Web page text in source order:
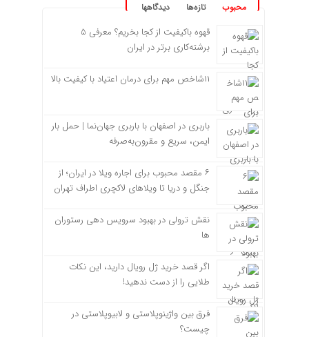
محبوب تازه‌ها دیدگاهها
قهوه باکیفیت از کجا بخریم؟ معرفی ۵
برشته‌کاری برتر در ایران
۱۱شاخص مهم برای درمان اعتیاد با کیفیت بالا
باربری در اصفهان با باربری جهان‌نما | حمل بار
ایمن، سریع و مقرون‌به‌صرفه
۶ مقصد محبوب برای اجاره ویلا در ایران؛ از
جنگل و دریا تا ویلاهای لاکچری اطراف تهران
نقش ترولی در بهبود سرویس دهی رستوران
ها
اگر قصد خرید ژل رویال دارید، این نکات
طلایی را از دست ندهید!
فرق بین واژینوپلاستی و لابیوپلاستی در
چیست؟